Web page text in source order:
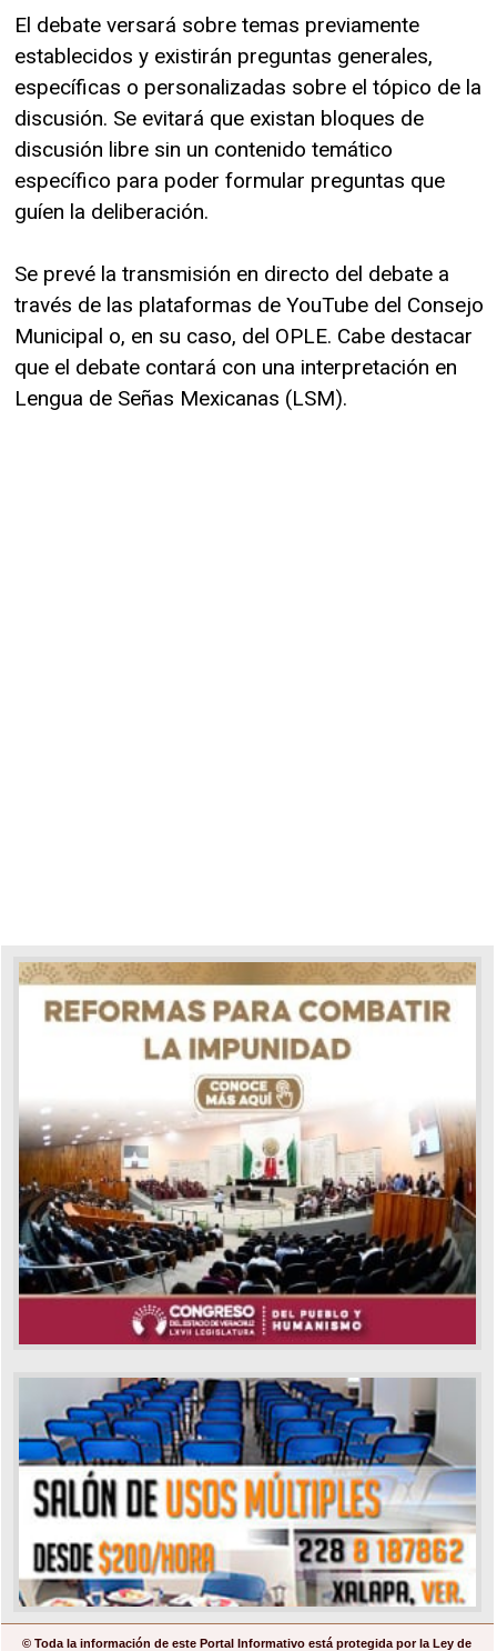
El debate versará sobre temas previamente
establecidos y existirán preguntas generales,
específicas o personalizadas sobre el tópico de la
discusión. Se evitará que existan bloques de
discusión libre sin un contenido temático
específico para poder formular preguntas que
guíen la deliberación.
Se prevé la transmisión en directo del debate a
través de las plataformas de YouTube del Consejo
Municipal o, en su caso, del OPLE. Cabe destacar
que el debate contará con una interpretación en
Lengua de Señas Mexicanas (LSM).
© Toda la información de este Portal Informativo está protegida por la Ley de